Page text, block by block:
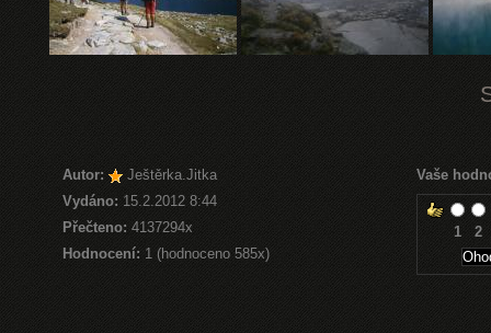
Autor:
Ještěrka.Jitka
Vydáno: 15.2.2012 8:44
Přečteno:4137294x
Hodnocení: 1 (hodnoceno 585x)
Vaše
1 2